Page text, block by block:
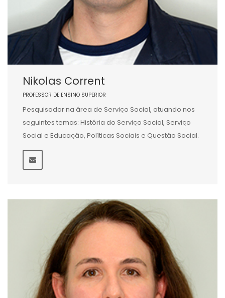
Nikolas Corrent
PROFESSOR DE ENSINO SUPERIOR
Pesquisador na área de Serviço Social, atuando nos
seguintes temas: História do Serviço Social, Serviço
Social e Educação, Políticas Sociais e Questão Social.